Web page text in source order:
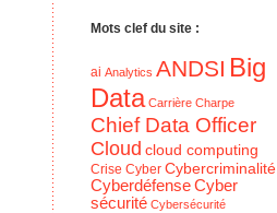
Mots clef du site :
ai Analytics ANDSI Big
Data Carrière Charpe
Chief Data Officer
Cloud cloud computing
Crise Cyber Cybercriminalité
CyberdéfenseCyber
sécurité Cybersécurité